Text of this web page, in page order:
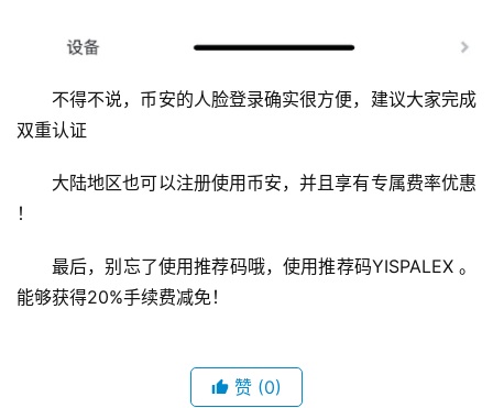
不得不说，币安的人脸登录确实很方便，建议大家完成
双重认证
大陆地区也可以注册使用币安，并且享有专属费率优惠
！
最后，别忘了使用推荐码哦，使用推荐码YISPALEX 。
能够获得20%手续费减免！
赞 (0)